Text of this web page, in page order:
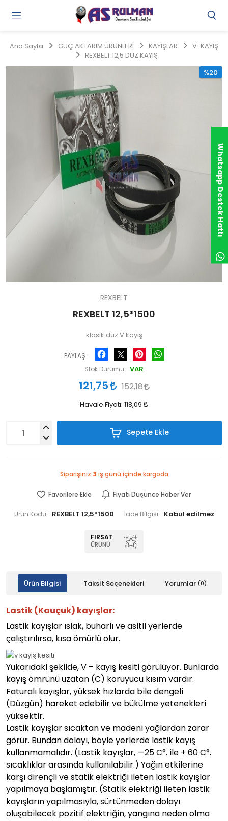
Ana Sayfa GÜÇ AKTARIM ÜRÜNLERİ KAYIŞLAR
V-KAYIŞ
REXBELT 12,5 DÜZ KAYIŞ
%20
REXBELT
REXBELT 12,5*1500
klasik düz V kayış
PAYLAŞ :
Facebook Pinterest
Stok Durumu: VAR
121,75 152,18
Havale Fiyatı: 118,09
Sepete Ekle
Siparişiniz 3 iş günü içinde kargoda
Favorilere Ekle Fiyatı Düşünce Haber Ver
Ürün Kodu: REXBELT 12,5*1500 İade Bilgisi:
FIRSAT
ÜRÜNÜ
Ürün Bilgisi Taksit Seçenekleri Yorumlar (0)
Lastik (Kauçuk) kayışlar:
Lastik kayışlar ıslak, buharlı ve asitli yerlerde
çalıştırılırsa, kısa ömürlü olur.
Yukarıdaki şekilde, V – kayış kesiti görülüyor. Bunlarda
kayış ömrünü uzatan (C) koruyucu kısım vardır.
Faturalı kayışlar, yüksek hızlarda bile dengeli
(Düzgün) hareket edebilir ve bükülme yetenekleri
yüksektir.
Lastik kayışlar sıcaktan ve madeni yağlardan zarar
görür. Bundan dolayı, böyle yerlerde lastik kayış
kullanmamalıdır. (Lastik kayışlar, —25 C°. ile + 60 C°.
sıcaklıklar arasında kullanılabilir.) Yağın etkilerine
karşı dirençli ve statik elektriği ileten lastik kayışlar
yapılmaya başlamıştır. (Statik elektriği ileten lastik
kayışların yapılmasıyla, sürtünmeden dolayı
oluşabilecek pozitif elektriğin, yangına neden olma
Whatsapp Destek Hattı